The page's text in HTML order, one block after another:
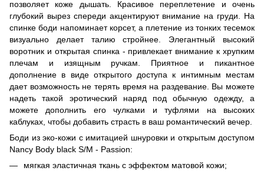
позволяет коже дышать. Красивое переплетение и очень
глубокий вырез спереди акцентируют внимание на груди. На
спинке боди напоминает корсет, а плетение из тонких тесемок
визуально делает талию стройнее. Элегантный высокий
воротник и открытая спинка - привлекает внимание к хрупким
плечам и изящным ручкам. Приятное и пикантное
дополнение в виде открытого доступа к интимным местам
дает возможность не терять время на раздевание. Вы можете
надеть такой эротический наряд под обычную одежду, а
можете дополнить его чулками и туфлями на высоких
каблуках, чтобы добавить страсть в ваш романтический вечер.
Боди из эко-кожи с имитацией шнуровки и открытым доступом
Nancy Body black S/M - Passion:
мягкая эластичная ткань с эффектом матовой кожи;